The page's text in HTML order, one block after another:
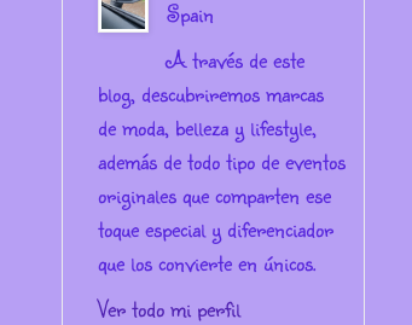
Spain
A través de este
blog, descubriremos marcas
de moda, belleza y lifestyle,
además de todo tipo de eventos
originales que comparten ese
toque especial y diferenciador
que los convierte en únicos.
Ver todo mi perfil